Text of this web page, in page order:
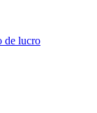
de lucro